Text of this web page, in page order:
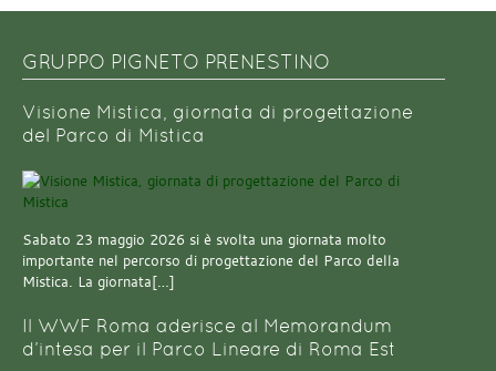
GRUPPO PIGNETO PRENESTINO
Visione Mistica, giornata di progettazione
del Parco di Mistica
Sabato 23 maggio 2026 si è svolta una giornata molto
importante nel percorso di progettazione del Parco della
Mistica. La giornata[…]
Il WWF Roma aderisce al Memorandum
d’intesa per il Parco Lineare di Roma Est